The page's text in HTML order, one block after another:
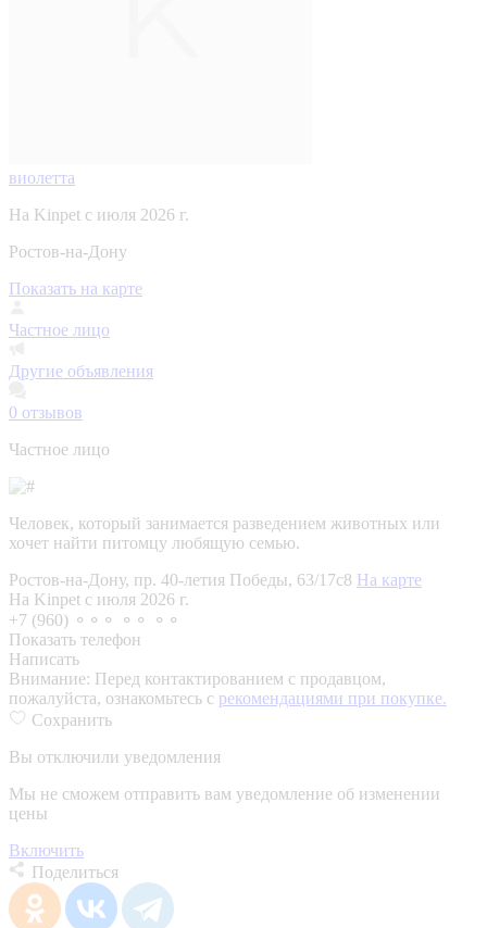
виолетта
На Kinpet c июля 2026 г.
Ростов-на-Дону
Показать на карте
Частное лицо
Другие объявления
0 отзывов
Частное лицо
Человек, который занимается разведением животных или
хочет найти питомцу любящую семью.
Ростов-на-Дону, пр. 40-летия Победы, 63/17с8 На карте
На Kinpet c июля 2026 г.
+7 (960) ⚬⚬⚬ ⚬⚬ ⚬⚬
Показать телефон
Написать
Внимание: Перед контактированием с продавцом,
пожалуйста, ознакомьтесь с рекомендациями при покупке.
Сохранить
Вы отключили уведомления
Мы не сможем отправить вам уведомление об изменении
цены
Включить
Поделиться